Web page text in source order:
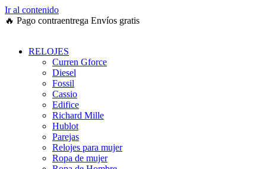
Ir al contenido
🔥 Pago contraentrega Envíos gratis
RELOJES
Curren Gforce
Diesel
Fossil
Cassio
Edifice
Richard Mille
Hublot
Parejas
Relojes para mujer
Ropa de mujer